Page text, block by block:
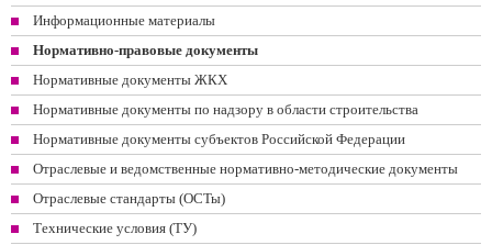
Информационные материалы
Нормативно-правовые документы
Нормативные документы ЖКХ
Нормативные документы по надзору в области строительства
Нормативные документы субъектов Российской Федерации
Отраслевые и ведомственные нормативно-методические документы
Отраслевые стандарты (ОСТы)
Технические условия (ТУ)